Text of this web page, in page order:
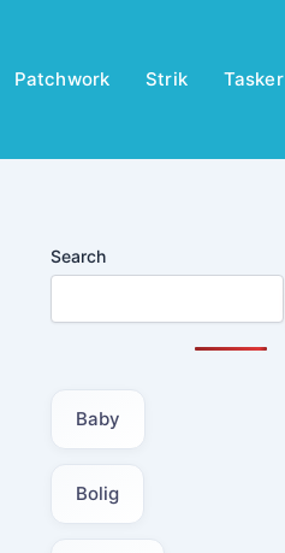
Patchwork Strik Tasker
Search
Baby
Bolig